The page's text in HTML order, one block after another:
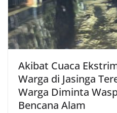
Akibat Cuaca
Warga di Jasinga
Warga Diminta
Bencana Alam